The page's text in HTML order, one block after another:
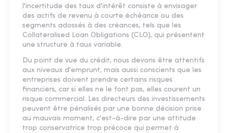
l'incertitude des taux d'intérêt consiste à envisager
des actifs de revenu à courte échéance ou des
segments adossés à des créances, tels que les
Collateralised Loan Obligations (CLO), qui présentent
une structure à taux variable.
Du point de vue du crédit, nous devons être attentifs
aux niveaux d'emprunt, mais aussi conscients que les
entreprises doivent prendre certains risques
financiers, car si elles ne le font pas, elles courent un
risque commercial. Les directeurs des investissements
peuvent être pénalisés par une bonne décision prise
au mauvais moment, c'est-à-dire par une attitude
trop conservatrice trop précoce qui permet à